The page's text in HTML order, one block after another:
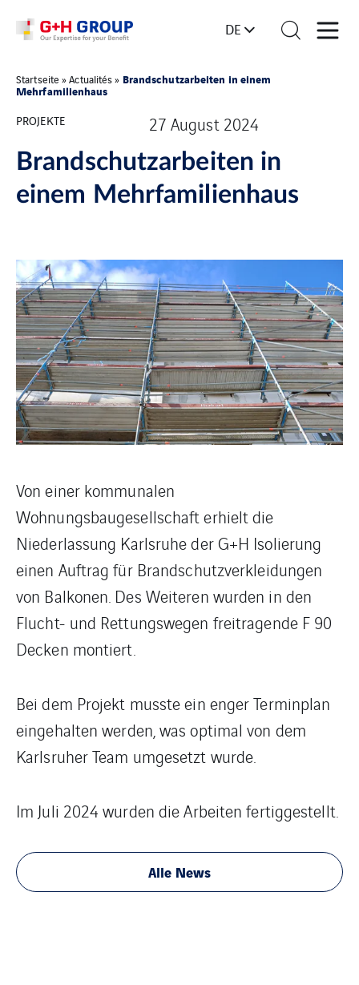
DE
Startseite »Actualités» Brandschutzarbeiten in einem
Mehrfamilienhaus
PROJEKTE
27 August 2024
Brandschutzarbeiten in
einem Mehrfamilienhaus
Von einer kommunalen
Wohnungsbaugesellschaft erhielt die
Niederlassung Karlsruhe der G+H Isolierung
einen Auftrag für Brandschutzverkleidungen
von Balkonen. Des Weiteren wurden in den
Flucht- und Rettungswegen freitragende F 90
Decken montiert.
Bei dem Projekt musste ein enger Terminplan
eingehalten werden, was optimal von dem
Karlsruher Team umgesetzt wurde.
Im Juli 2024 wurden die Arbeiten fertiggestellt.
Alle News